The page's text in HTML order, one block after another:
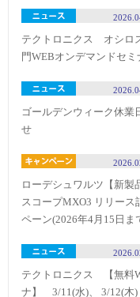
テクトロニクス オシロ
門WEBオンデマンドセミ
ゴールデンウィーク休業
せ
ローデシュワルツ【新製
スコープMXO3 リリース
ペーン(2026年4月15日ま
テクトロニクス 【無料
ナ】 3/11(水)、 3/12(